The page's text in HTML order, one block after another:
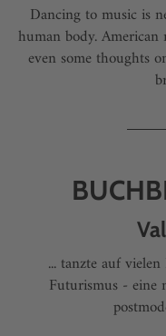
Dancing to music is
human body.
even some thoughts
... tanzte auf
Futurismus - eine